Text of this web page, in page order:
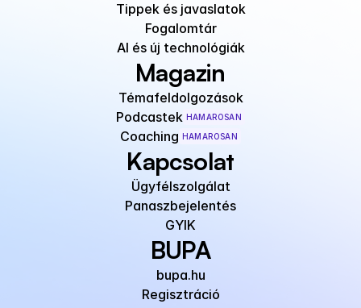
Tippek és javaslatok
Fogalomtár
AI és új technológiák
Magazin
Témafeldolgozások
Podcastek HAMAROSAN
Coaching HAMAROSAN
Kapcsolat
Ügyfélszolgálat
Panaszbejelentés
GYIK
BUPA
bupa.hu
Regisztráció